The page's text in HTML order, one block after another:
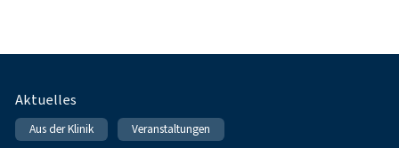
Fußnavigation
Aktuelles
Aus der Klinik Veranstaltungen